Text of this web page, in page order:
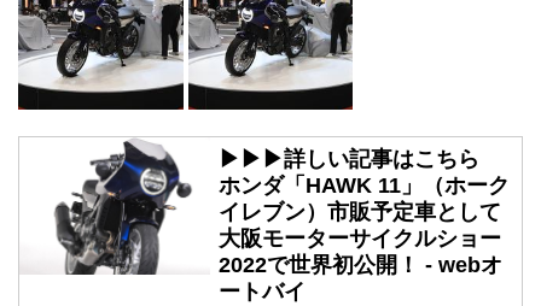
▶▶▶詳しい記事はこちら
ホンダ「HAWK 11」（ホーク
イレブン）市販予定車として
大阪モーターサイクルショー
2022で世界初公開！ - webオ
ートバイ